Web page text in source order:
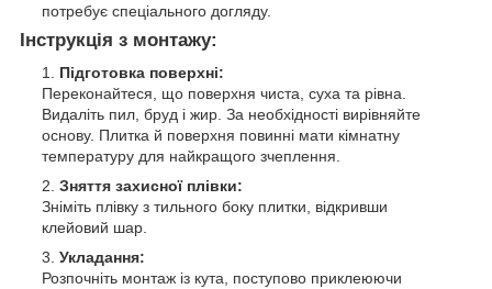
потребує спеціального догляду.
Інструкція з монтажу:
Підготовка поверхні:
Переконайтеся, що поверхня чиста, суха та рівна.
Видаліть пил, бруд і жир. За необхідності вирівняйте
основу. Плитка й поверхня повинні мати кімнатну
температуру для найкращого зчеплення.
Зняття захисної плівки:
Зніміть плівку з тильного боку плитки, відкривши
клейовий шар.
Укладання:
Розпочніть монтаж із кута, поступово приклеюючи